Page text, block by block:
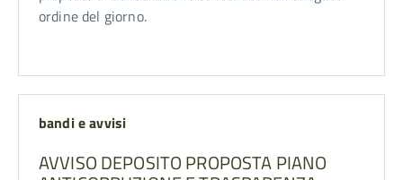
ordine del giorno.
bandi e avvisi
AVVISO DEPOSITO PROPOSTA PIANO